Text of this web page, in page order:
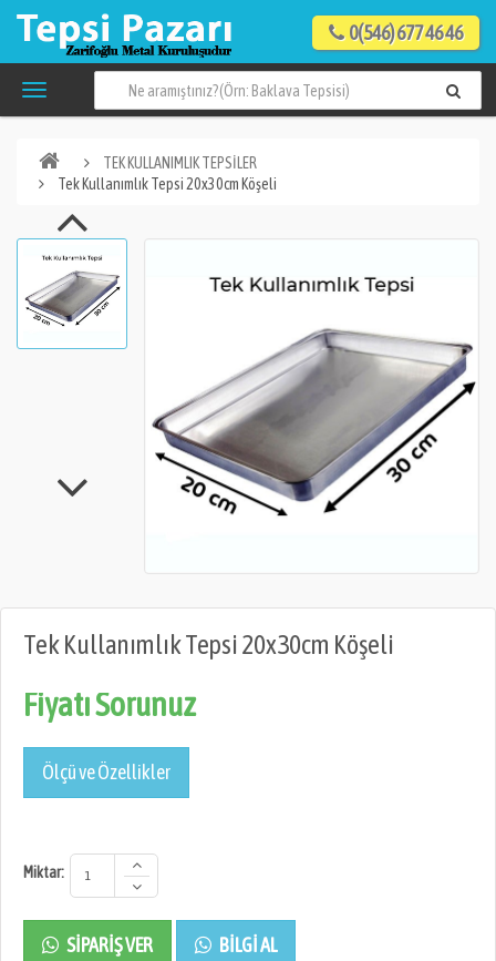
0(546) 677 46 46
TEK KULLANIMLIK TEPSİLER
Tek Kullanımlık Tepsi 20x30cm Köşeli
Tek Kullanımlık Tepsi 20x30cm Köşeli
Fiyatı Sorunuz
Ölçü ve Özellikler
Miktar:
SIPARIŞ VER BILGI AL